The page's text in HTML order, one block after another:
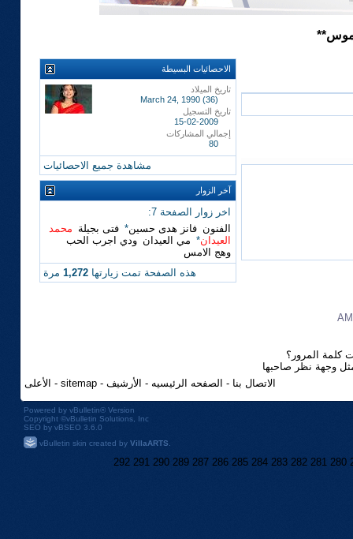
الاحصائيات البسيطة
تاريخ الميلاد
March 24, 1990 (36)
تاريخ التسجيل
15-02-2009
إجمالي المشاركات
80
مشاهدة جميع الاحصائيات
آخر الزوار
اخر زوار الصفحة 7:
الفنون فانز هدى حسين* فتى بجيلة محمد
العيدان* مي العيدان ودي اجرب الحب
وهج الامس
هذه الصفحة تمت زيارتها1,272 مرة
كلمة المرور؟
وجهة نظر صاحبها
الاتصال بنا - الصفحه الرئيسيه - الأرشيف -
sitemap
- الأعلى
Powered by vBulletin®Version
Copyright ©vBulletin Solutions, Inc
SEO by vBSEO 3.6.0
vBulletin skin created by VillaARTS
280
281
282
283
284
285
286
287
289
290
291
292